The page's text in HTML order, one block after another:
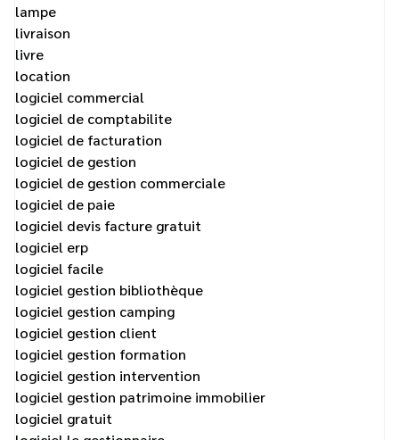
lampe
livraison
livre
location
logiciel commercial
logiciel de comptabilite
logiciel de facturation
logiciel de gestion
logiciel de gestion commerciale
logiciel de paie
logiciel devis facture gratuit
logiciel erp
logiciel facile
logiciel gestion bibliothèque
logiciel gestion camping
logiciel gestion client
logiciel gestion formation
logiciel gestion intervention
logiciel gestion patrimoine immobilier
logiciel gratuit